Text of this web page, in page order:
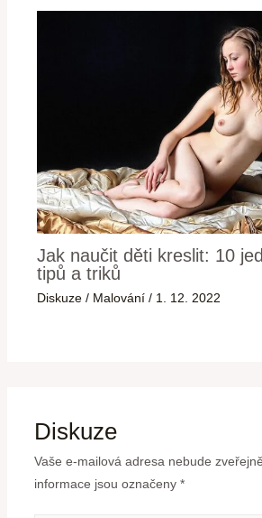
Jak naučit děti kreslit: 10
tipů a triků
Diskuze / Malování / 1. 12. 2022
Diskuze
Vaše e-mailová adresa nebude
informace jsou označeny *